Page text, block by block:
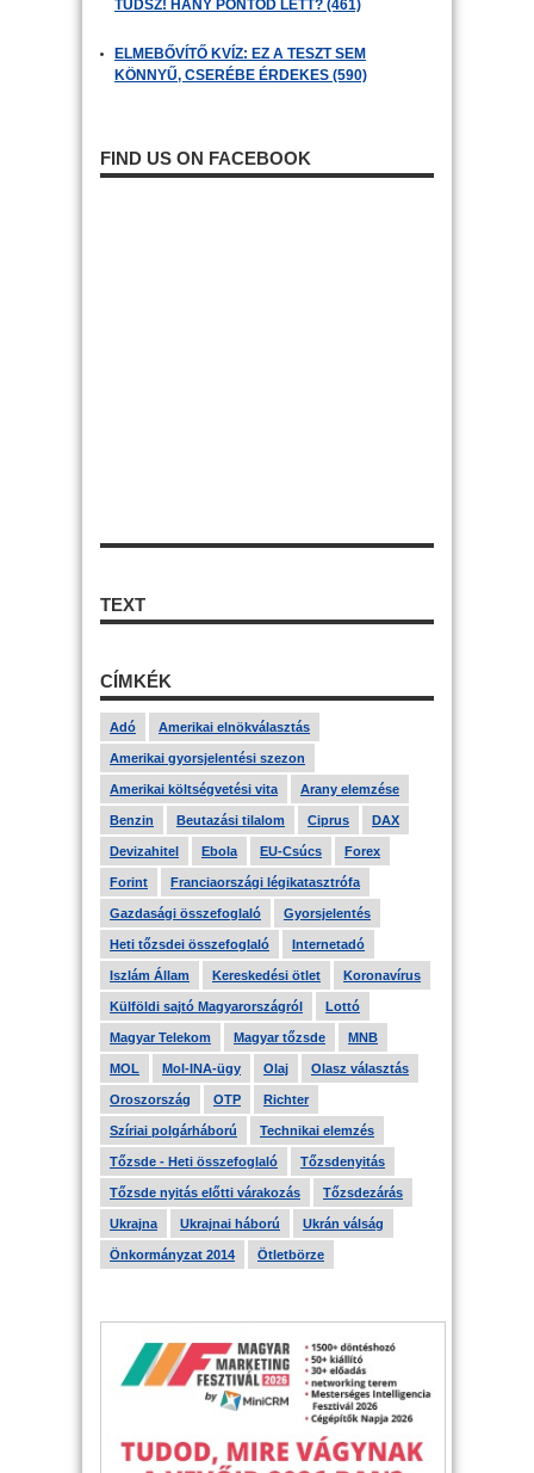
TUDSZ! HÁNY PONTOD LETT? (461)
ELMEBŐVÍTŐ KVÍZ: EZ A TESZT SEM
KÖNNYŰ, CSERÉBE ÉRDEKES (590)
FIND US ON FACEBOOK
TEXT
CÍMKÉK
Adó Amerikai elnökválasztás
Amerikai gyorsjelentési szezon
Amerikai költségvetési vita Arany elemzése
Benzin Beutazási tilalom Ciprus DAX
Devizahitel Ebola EU-Csúcs Forex
Forint Franciaországi légikatasztrófa
Gazdasági összefoglaló Gyorsjelentés
Heti tőzsdei összefoglaló Internetadó
Iszlám Állam Kereskedési ötlet Koronavírus
Külföldi sajtó Magyarországról Lottó
Magyar Telekom Magyar tőzsde MNB
MOL Mol-INA-ügy Olaj Olasz választás
Oroszország OTP Richter
Szíriai polgárháború Technikai elemzés
Tőzsde - Heti összefoglaló Tőzsdenyitás
Tőzsde nyitás előtti várakozás Tőzsdezárás
Ukrajna Ukrajnai háború Ukrán válság
Önkormányzat 2014 Ötletbörze